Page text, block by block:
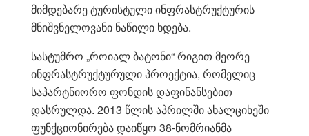
მიმდებარე ტურისტული ინფრასტრუქტურის
მნიშვნელოვანი ნაწილი ხდება.
სასტუმრო „როიალ ბატონი“ რიგით მეორე
ინფრასტრუქტურული პროექტია, რომელიც
საპარტნიორო ფონდის დაფინანსებით
დასრულდა. 2013 წლის აპრილში ახალციხეში
ფუნქციონირება დაიწყო 38-ნომრიანმა